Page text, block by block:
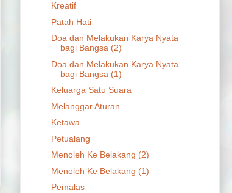
Kreatif
Patah Hati
Doa dan Melakukan Karya Nyata
bagi Bangsa (2)
Doa dan Melakukan Karya Nyata
bagi Bangsa (1)
Keluarga Satu Suara
Melanggar Aturan
Ketawa
Petualang
Menoleh Ke Belakang (2)
Menoleh Ke Belakang (1)
Pemalas